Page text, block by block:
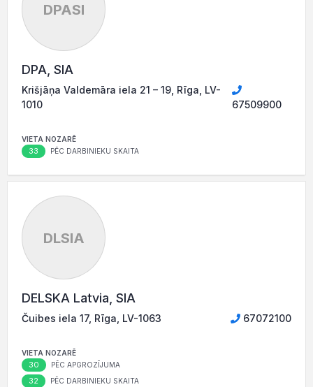
DPASI
DPA, SIA
Krišjāņa Valdemāra iela 21 – 19, Rīga, LV-
1010
67509900
VIETA NOZARĒ
33 PĒC DARBINIEKU SKAITA
DLSIA
DELSKA Latvia, SIA
Čuibes iela 17, Rīga, LV-1063 67072100
VIETA NOZARĒ
30 PĒC APGROZĪJUMA
32 PĒC DARBINIEKU SKAITA